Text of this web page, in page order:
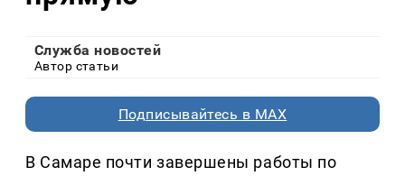
Служба новостей
Автор статьи
Подписывайтесь в MAX
В Самаре почти завершены работы по